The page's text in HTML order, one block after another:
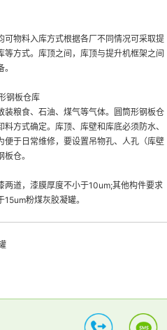
物料入库方式根据各厂不同情况可采取提
方式。库顶之间，库顶与提升机框架之间
钢板仓库
粮食、石油、煤气等气体。圆筒形钢板仓
方式确定。库顶、库壁和库底必须防水、
便于日常维修，要设置吊物孔、人孔（库壁
仓。
道，漆膜厚度不小于10um;其他构件要求
15um粉煤灰胶凝罐。